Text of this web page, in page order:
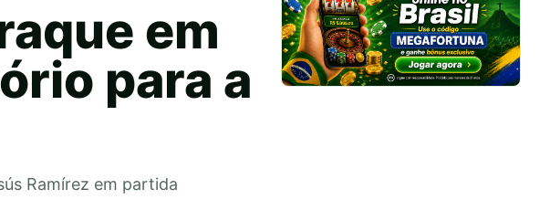
em
para a
Ramírez em partida